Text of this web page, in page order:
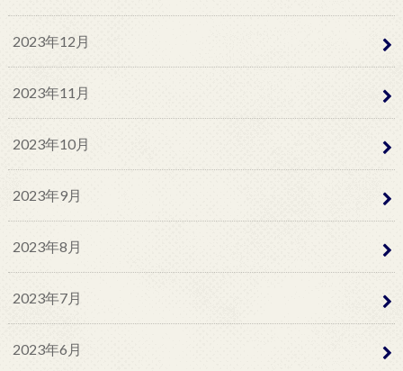
2023年12月
2023年11月
2023年10月
2023年9月
2023年8月
2023年7月
2023年6月